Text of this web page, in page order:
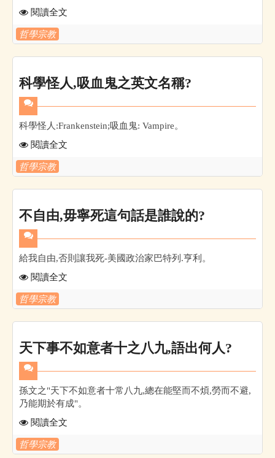
閱讀全文
哲學宗教
科學怪人,吸血鬼之英文名稱?
科學怪人:Frankenstein;吸血鬼: Vampire。
閱讀全文
哲學宗教
不自由,毋寧死這句話是誰說的?
給我自由,否則讓我死-美國政治家巴特列.亨利。
閱讀全文
哲學宗教
天下事不如意者十之八九,語出何人?
孫文之"天下不如意者十常八九,總在能堅而不煩,勞而不避,
乃能期於有成"。
閱讀全文
哲學宗教